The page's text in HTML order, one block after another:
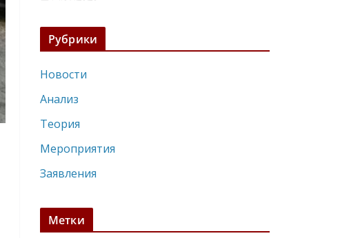
Рубрики
Новости
Анализ
Теория
Мероприятия
Заявления
Метки